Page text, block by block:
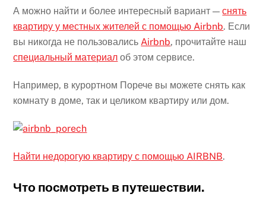
А можно найти и более интересный вариант —снять
квартиру у местных жителей с помощью Airbnb. Если
вы никогда не пользовалисьAirbnb, прочитайте наш
специальный материал об этом сервисе.
Например, в курортном Порече вы можете снять как
комнату в доме, так и целиком квартиру или дом.
Найти недорогую квартиру с помощью AIRBNB.
Что посмотреть в путешествии.